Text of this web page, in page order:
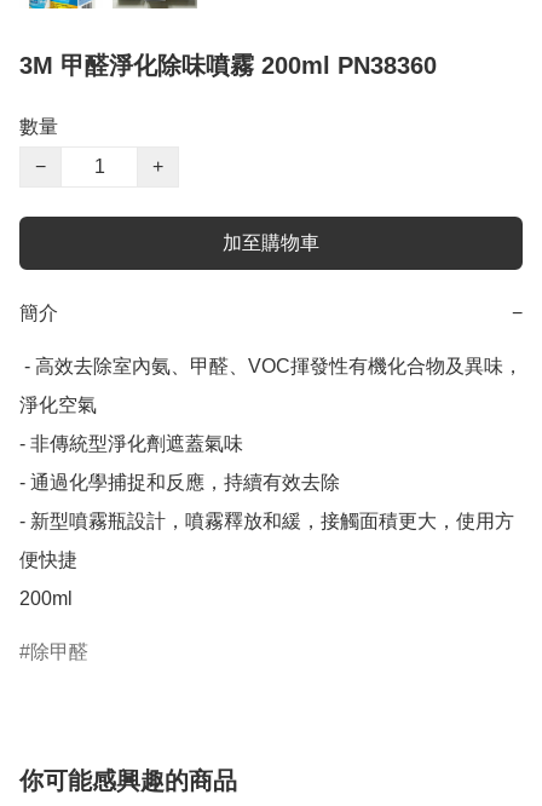
3M 甲醛淨化除味噴霧 200ml PN38360
數量
−
+
加至購物車
簡介 −
- 高效去除室內氨、甲醛、VOC揮發性有機化合物及異味，
淨化空氣
- 非傳統型淨化劑遮蓋氣味
- 通過化學捕捉和反應，持續有效去除
- 新型噴霧瓶設計，噴霧釋放和緩，接觸面積更大，使用方
便快捷
200ml
除甲醛
你可能感興趣的商品